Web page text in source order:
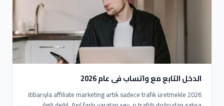
الدخل التابع مع واتساب في عام 2026
2026 itibarıyla affiliate marketing artık sadece trafik üretmekle